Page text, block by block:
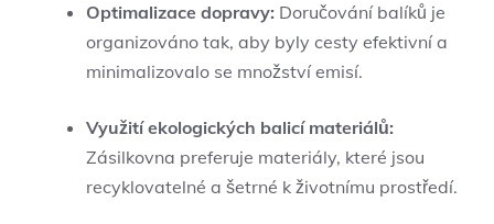
Optimalizace dopravy: Doručování balíků je
organizováno tak, aby byly cesty efektivní a
minimalizovalo se množství emisí.
Využití ekologických balicí materiálů:
Zásilkovna preferuje materiály, které jsou
recyklovatelné a šetrné k životnímu prostředí.